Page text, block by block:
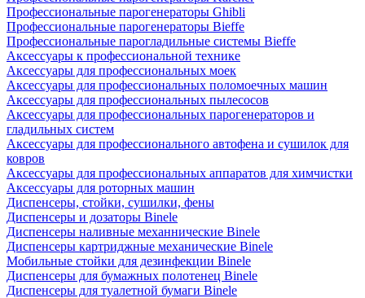
Профессиональные парогенераторы Ghibli
Профессиональные парогенераторы Bieffe
Профессиональные парогладильные системы Bieffe
Аксессуары к профессиональной технике
Аксессуары для профессиональных моек
Аксессуары для профессиональных поломоечных машин
Аксессуары для профессиональных пылесосов
Аксессуары для профессиональных парогенераторов и
гладильных систем
Аксессуары для профессионального автофена и сушилок для
ковров
Аксессуары для профессиональных аппаратов для химчистки
Аксессуары для роторных машин
Диспенсеры, стойки, сушилки, фены
Диспенсеры и дозаторы Binele
Диспенсеры наливные механнические Binele
Диспенсеры картриджные механические Binele
Мобильные стойки для дезинфекции Binele
Диспенсеры для бумажных полотенец Binele
Диспенсеры для туалетной бумаги Binele